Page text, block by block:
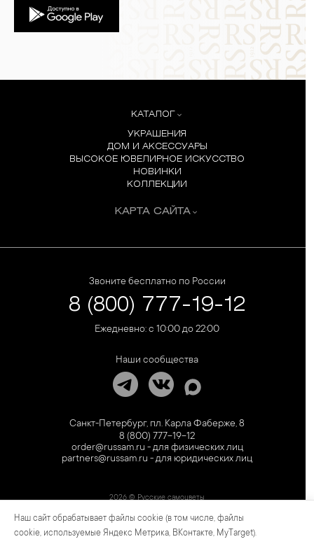
КАТАЛОГ
УКРАШЕНИЯ
ДОМ И АКСЕССУАРЫ
ВЫСОКОЕ ЮВЕЛИРНОЕ ИСКУССТВО
НОВИНКИ
КОЛЛЕКЦИИ
КАРТА САЙТА
Звоните бесплатно по России
8 (800) 777-19-12
Ежедневно: с 10:00 до 22:00
Наши сообщества
Санкт-Петербург, пл. Карла Фаберже, 8
8 (800) 777-19-12
order@russam.ru - для физических лиц
partners@russam.ru - для юридических лиц
2026 © Русские самоцветы
Предложение не является публичной офертой. Цены на сайте и в розничной сети
могут отличаться. Информация на сайте о товаре носит рекламный характер и
Наш сайт обрабатывает файлы cookie (в том числе, файлы
cookie, используемые Яндекс Метрика, ВКонтакте, MyTarget).